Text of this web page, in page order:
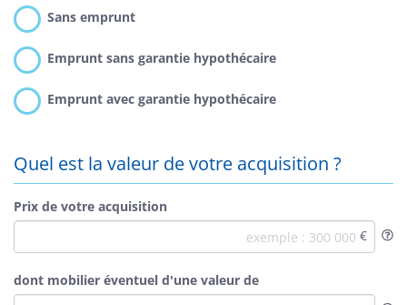
Sans emprunt
Emprunt sans garantie hypothécaire
Emprunt avec garantie hypothécaire
Quel est la valeur de votre acquisition ?
Prix de votre acquisition
dont mobilier éventuel d'une valeur de